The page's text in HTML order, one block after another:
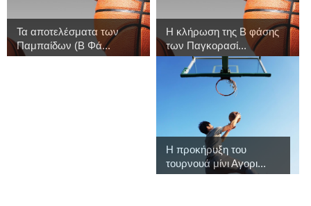
Τα αποτελέσματα των
Παμπαίδων (Β Φά...
Η κλήρωση της Β φάσης
των Παγκορασί...
Η προκήρυξη του
τουρνουά μίνι Αγορι...